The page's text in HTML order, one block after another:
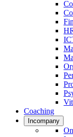
Coaching
Incompany